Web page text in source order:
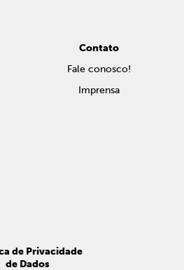
Contato
Fale conosco!
Imprensa
de Privacidade
de Dados